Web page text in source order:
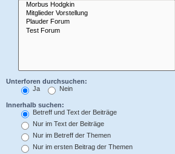
Unterforen durchsuchen:
Ja
Nein
Innerhalb suchen:
Betreff und Text der Beiträge
Nur im Text der Beiträge
Nur im Betreff der Themen
Nur im ersten Beitrag der Themen